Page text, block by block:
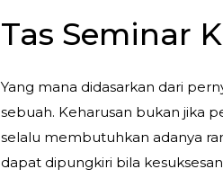
Tas Seminar
Yang mana didasarkan dari
sebuah. Keharusan bukan jika
selalu membutuhkan adanya
dapat dipungkiri bila